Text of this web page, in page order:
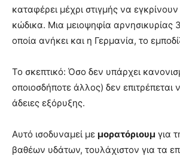
καταφέρει μέχρι στιγμής να
κώδικα. Μια μειοψηφία
οποία ανήκει και η Γερμανία, το
Το σκεπτικό: Όσο δεν υπάρχει
οποιοσδήποτε άλλος) δεν επιτρέπεται
άδειες εξόρυξης.
Αυτό ισοδυναμεί με μορατόριουμ για
βαθέων υδάτων, τουλάχιστον για τα